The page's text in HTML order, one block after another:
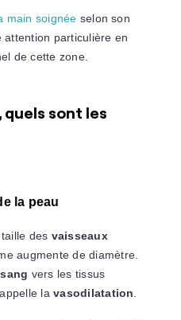
main soignée selon son
particulière en
de cette zone.
quels sont les
la peau
des vaisseaux
augmente de diamètre.
vers les tissus
lavasodilatation